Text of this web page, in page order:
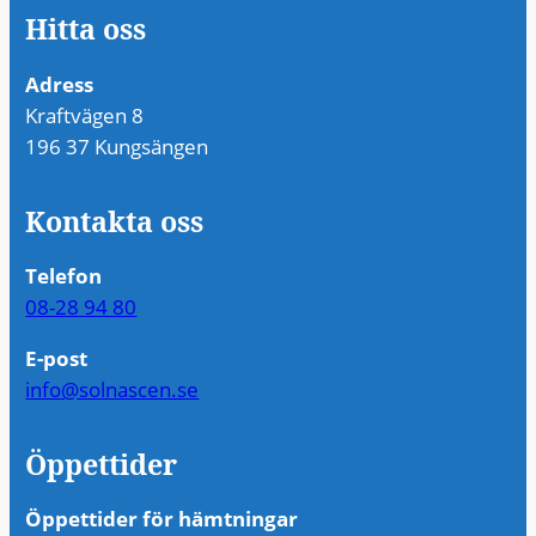
Hitta oss
Adress
Kraftvägen 8
196 37 Kungsängen
Kontakta oss
Telefon
08-28 94 80
E-post
info@solnascen.se
Öppettider
Öppettider för hämtningar
Nödvändiga
Dessa kakor
behövs för
över huvud